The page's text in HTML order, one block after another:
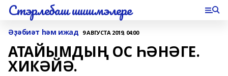
Стэрлебаш шишмэлере
Әҙәбиәт һәм ижад 9 АВГУСТА 2019, 04:00
АТАЙЫМДЫҢ ОС ҺӘНӘГЕ.
ХИКӘЙӘ.